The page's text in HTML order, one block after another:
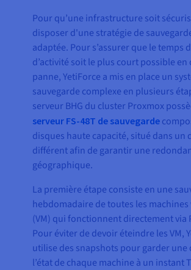
Pour qu’une infrastructure soit
disposer d'une stratégie de
adaptée. Pour s’assurer que le temps
d’activité soit le plus court possible en
panne, YetiForce a mis en place un
sauvegarde complexe en plusieurs
serveur BHG du cluster Proxmox
serveur FS-48T de sauvegarde
disques haute capacité, situé dans un
différent afin de garantir une
géographique.
La première étape consiste en une
hebdomadaire de toutes les
(VM) qui fonctionnent directement via
Pour éviter de devoir éteindre les VM,
utilise des snapshots pour garder une
l’état de chaque machine à un instant